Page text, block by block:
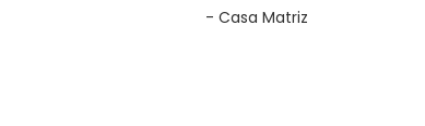
- Casa Matriz